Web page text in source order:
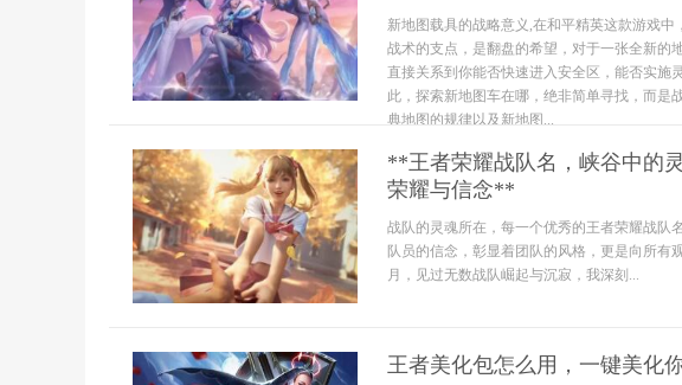
新地图载具的战略意义,在和平精英这款游戏
战术的支点，是翻盘的希望，对于一张全新的
直接关系到你能否快速进入安全区，能否实施
此，探索新地图车在哪，绝非简单寻找，而是
典地图的规律以及新地图...
**王者荣耀战队名，峡谷中的
荣耀与信念**
战队的灵魂所在，每一个优秀的王者荣耀战队
队员的信念，彰显着团队的风格，更是向所有
月，见过无数战队崛起与沉寂，我深刻...
王者美化包怎么用，一键美化